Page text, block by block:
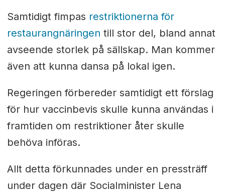
Samtidigt fimpas restriktionerna för
restaurangnäringen till stor del, bland annat
avseende storlek på sällskap. Man kommer
även att kunna dansa på lokal igen.
Regeringen förbereder samtidigt ett förslag
för hur vaccinbevis skulle kunna användas i
framtiden om restriktioner åter skulle
behöva införas.
Allt detta förkunnades under en pressträff
under dagen där Socialminister Lena